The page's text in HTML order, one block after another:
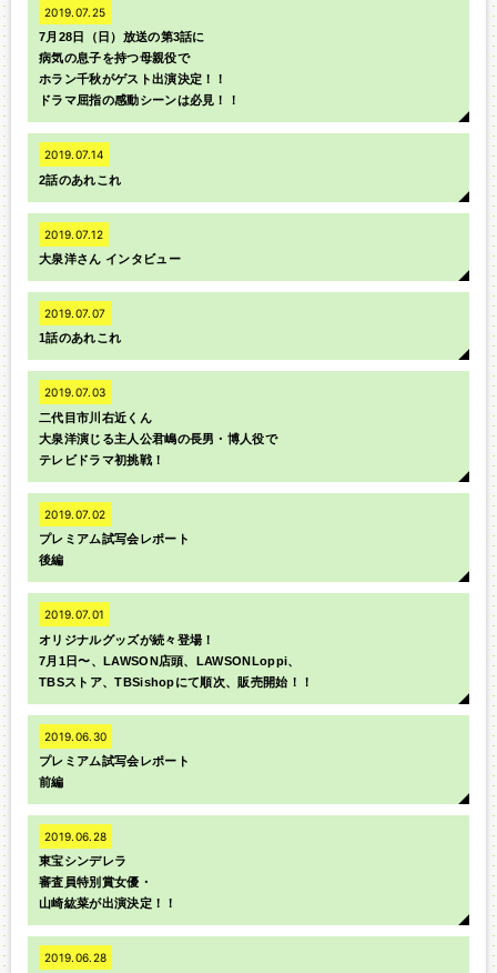
2019.07.25
7月28日（日）放送の第3話に
病気の息子を持つ母親役で
ホラン千秋がゲスト出演決定！！
ドラマ屈指の感動シーンは必見！！
2019.07.14
2話のあれこれ
2019.07.12
大泉洋さん インタビュー
2019.07.07
1話のあれこれ
2019.07.03
二代目市川右近くん
大泉洋演じる主人公君嶋の長男・博人役で
テレビドラマ初挑戦！
2019.07.02
プレミアム試写会レポート
後編
2019.07.01
オリジナルグッズが続々登場！
7月1日〜、LAWSON店頭、LAWSONLoppi、
TBSストア、TBSishopにて順次、販売開始！！
2019.06.30
プレミアム試写会レポート
前編
2019.06.28
東宝シンデレラ
審査員特別賞女優・
山崎紘菜が出演決定！！
2019.06.28